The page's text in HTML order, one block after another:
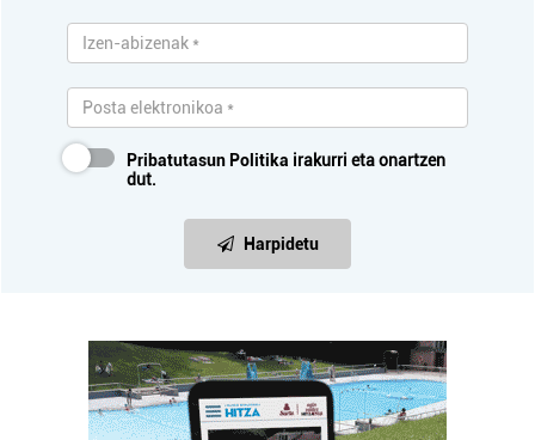
Pribatutasun Politika irakurri eta onartzen
dut.
Harpidetu